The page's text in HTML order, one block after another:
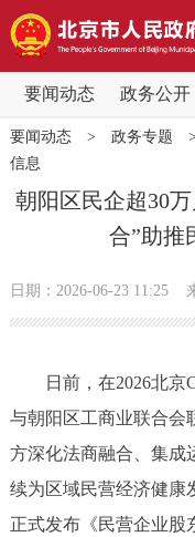
要闻动态 政务公开
要闻动态
党中央精神
北京要闻
市领导
政策兑现
决策公开
要闻动态> 政务专题
信息
朝阳区民企超30
合”助推
日期：2026-06-23 11:25
日前，在2026北京
与朝阳区工商业联合会
方深化法商融合、集成
续为区域民营经济健康
正式发布《民营企业股